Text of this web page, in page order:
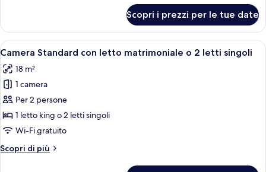
Scopri i prezzi per le tue date
Apri
tutte
le
foto
per
Camera
Standard
letto
Una moderna camera d'hotel con
8
Camera Standard con letto matrimoniale o 2 letti singoli
18 m²
1 camera
Per 2 persone
1 letto king o 2 letti singoli
Wi-Fi gratuito
Scopri di più
Altri